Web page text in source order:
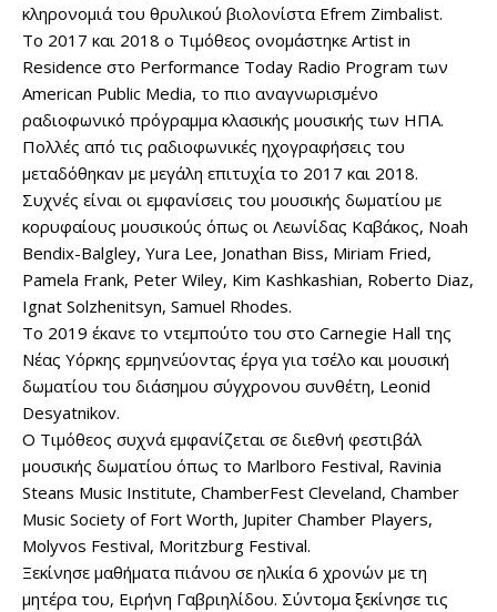
κληρονομιά του θρυλικού βιολονίστα Efrem Zimbalist.
Το 2017 και 2018 ο Τιμόθεος ονομάστηκε Artist in
Residence στο Performance Today Radio Program των
American Public Media, το πιο αναγνωρισμένο
ραδιοφωνικό πρόγραμμα κλασικής μουσικής των ΗΠΑ.
Πολλές από τις ραδιοφωνικές ηχογραφήσεις του
μεταδόθηκαν με μεγάλη επιτυχία το 2017 και 2018.
Συχνές είναι οι εμφανίσεις του μουσικής δωματίου με
κορυφαίους μουσικούς όπως οι Λεωνίδας Καβάκος, Noah
Bendix-Balgley, Yura Lee, Jonathan Biss, Miriam Fried,
Pamela Frank, Peter Wiley, Kim Kashkashian, Roberto Diaz,
Ignat Solzhenitsyn, Samuel Rhodes.
Το 2019 έκανε το ντεμπούτο του στο Carnegie Hall της
Νέας Υόρκης ερμηνεύοντας έργα για τσέλο και μουσική
δωματίου του διάσημου σύγχρονου συνθέτη, Leonid
Desyatnikov.
Ο Τιμόθεος συχνά εμφανίζεται σε διεθνή φεστιβάλ
μουσικής δωματίου όπως το Marlboro Festival, Ravinia
Steans Music Institute, ChamberFest Cleveland, Chamber
Music Society of Fort Worth, Jupiter Chamber Players,
Molyvos Festival, Moritzburg Festival.
Ξεκίνησε μαθήματα πιάνου σε ηλικία 6 χρονών με τη
μητέρα του, Ειρήνη Γαβριηλίδου. Σύντομα ξεκίνησε τις